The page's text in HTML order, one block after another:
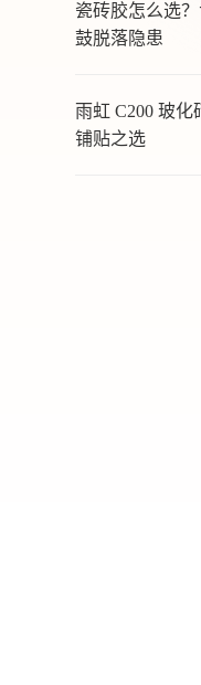
瓷砖胶怎么选
鼓脱落隐患
雨虹 C200 玻
铺贴之选